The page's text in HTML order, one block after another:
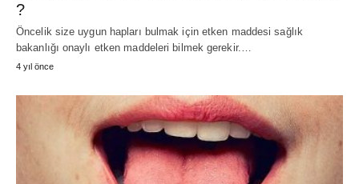
?
Öncelik size uygun hapları bulmak için etken maddesi sağlık
bakanlığı onaylı etken maddeleri bilmek gerekir.…
4 yıl önce